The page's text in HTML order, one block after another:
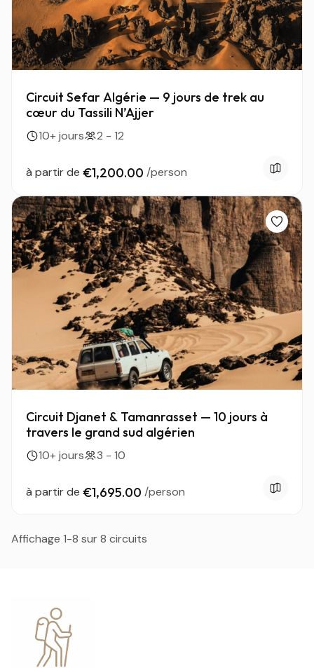
Circuit Sefar Algérie — 9 jours de trek au
cœur du Tassili N’Ajjer
10+ jours 2 - 12
à partir de €1,200.00 /person
Circuit Djanet & Tamanrasset — 10 jours à
travers le grand sud algérien
10+ jours 3 - 10
à partir de €1,695.00 /person
Affichage 1-8 sur 8 circuits